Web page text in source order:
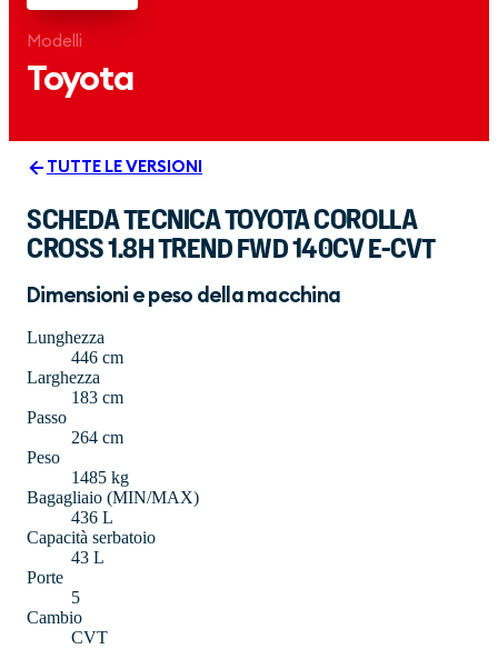
Modelli
Toyota
TUTTE LE VERSIONI
SCHEDA TECNICA TOYOTA COROLLA
CROSS 1.8H TREND FWD 140CV E-CVT
Dimensioni e peso della macchina
Lunghezza
446 cm
Larghezza
183 cm
Passo
264 cm
Peso
1485 kg
Bagagliaio (MIN/MAX)
436 L
Capacità serbatoio
43 L
Porte
5
Cambio
CVT